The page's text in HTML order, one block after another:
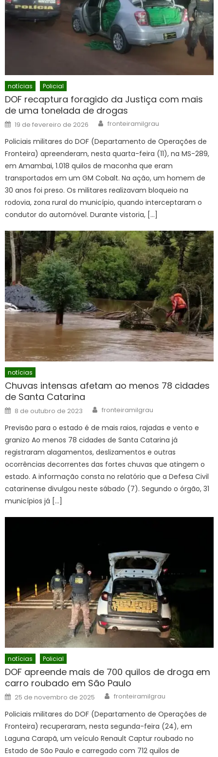
notícias Policial
DOF recaptura foragido da Justiça com mais
de uma tonelada de drogas
Posted
on
19 de fevereiro de 2026 Author
fronteiramilgrau
Policiais militares do DOF (Departamento de Operações de
Fronteira) apreenderam, nesta quarta-feira (11), na MS-289,
em Amambai, 1.018 quilos de maconha que eram
transportados em um GM Cobalt. Na ação, um homem de
30 anos foi preso. Os militares realizavam bloqueio na
rodovia, zona rural do município, quando interceptaram o
condutor do automóvel. Durante vistoria, […]
notícias
Chuvas intensas afetam ao menos 78 cidades
de Santa Catarina
Posted
on
8 de outubro de 2023 Author
fronteiramilgrau
Previsão para o estado é de mais raios, rajadas e vento e
granizo Ao menos 78 cidades de Santa Catarina já
registraram alagamentos, deslizamentos e outras
ocorrências decorrentes das fortes chuvas que atingem o
estado. A informação consta no relatório que a Defesa Civil
catarinense divulgou neste sábado (7). Segundo o órgão, 31
municípios já […]
notícias Policial
DOF apreende mais de 700 quilos de droga em
carro roubado em São Paulo
Posted
on
25 de novembro de 2025 Author
fronteiramilgrau
Policiais militares do DOF (Departamento de Operações de
Fronteira) recuperaram, nesta segunda-feira (24), em
Laguna Carapã, um veículo Renault Captur roubado no
Estado de São Paulo e carregado com 712 quilos de